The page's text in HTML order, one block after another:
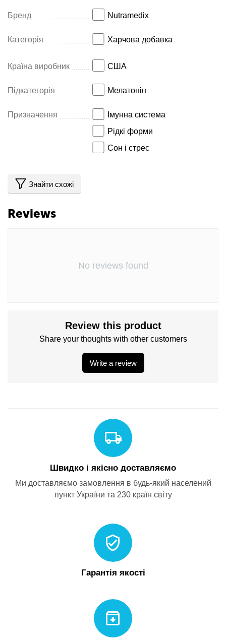
Бренд Nutramedix
Категорія Харчова добавка
Країна виробник США
Підкатегорія Мелатонін
Призначення
Імунна система
Рідкі форми
Сон і стрес
Знайти схожі
Reviews
No reviews found
Review this product
Share your thoughts with other customers
Write a review
Швидко і якісно доставляємо
Ми доставляємо замовлення в будь-який населений
пункт України та 230 країн світу
Гарантія якості